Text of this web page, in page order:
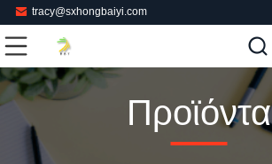
tracy@sxhongbaiyi.com
Προϊόντα